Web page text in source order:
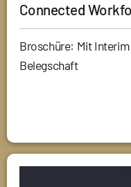
Connected
Broschüre: Mit
Belegschaft